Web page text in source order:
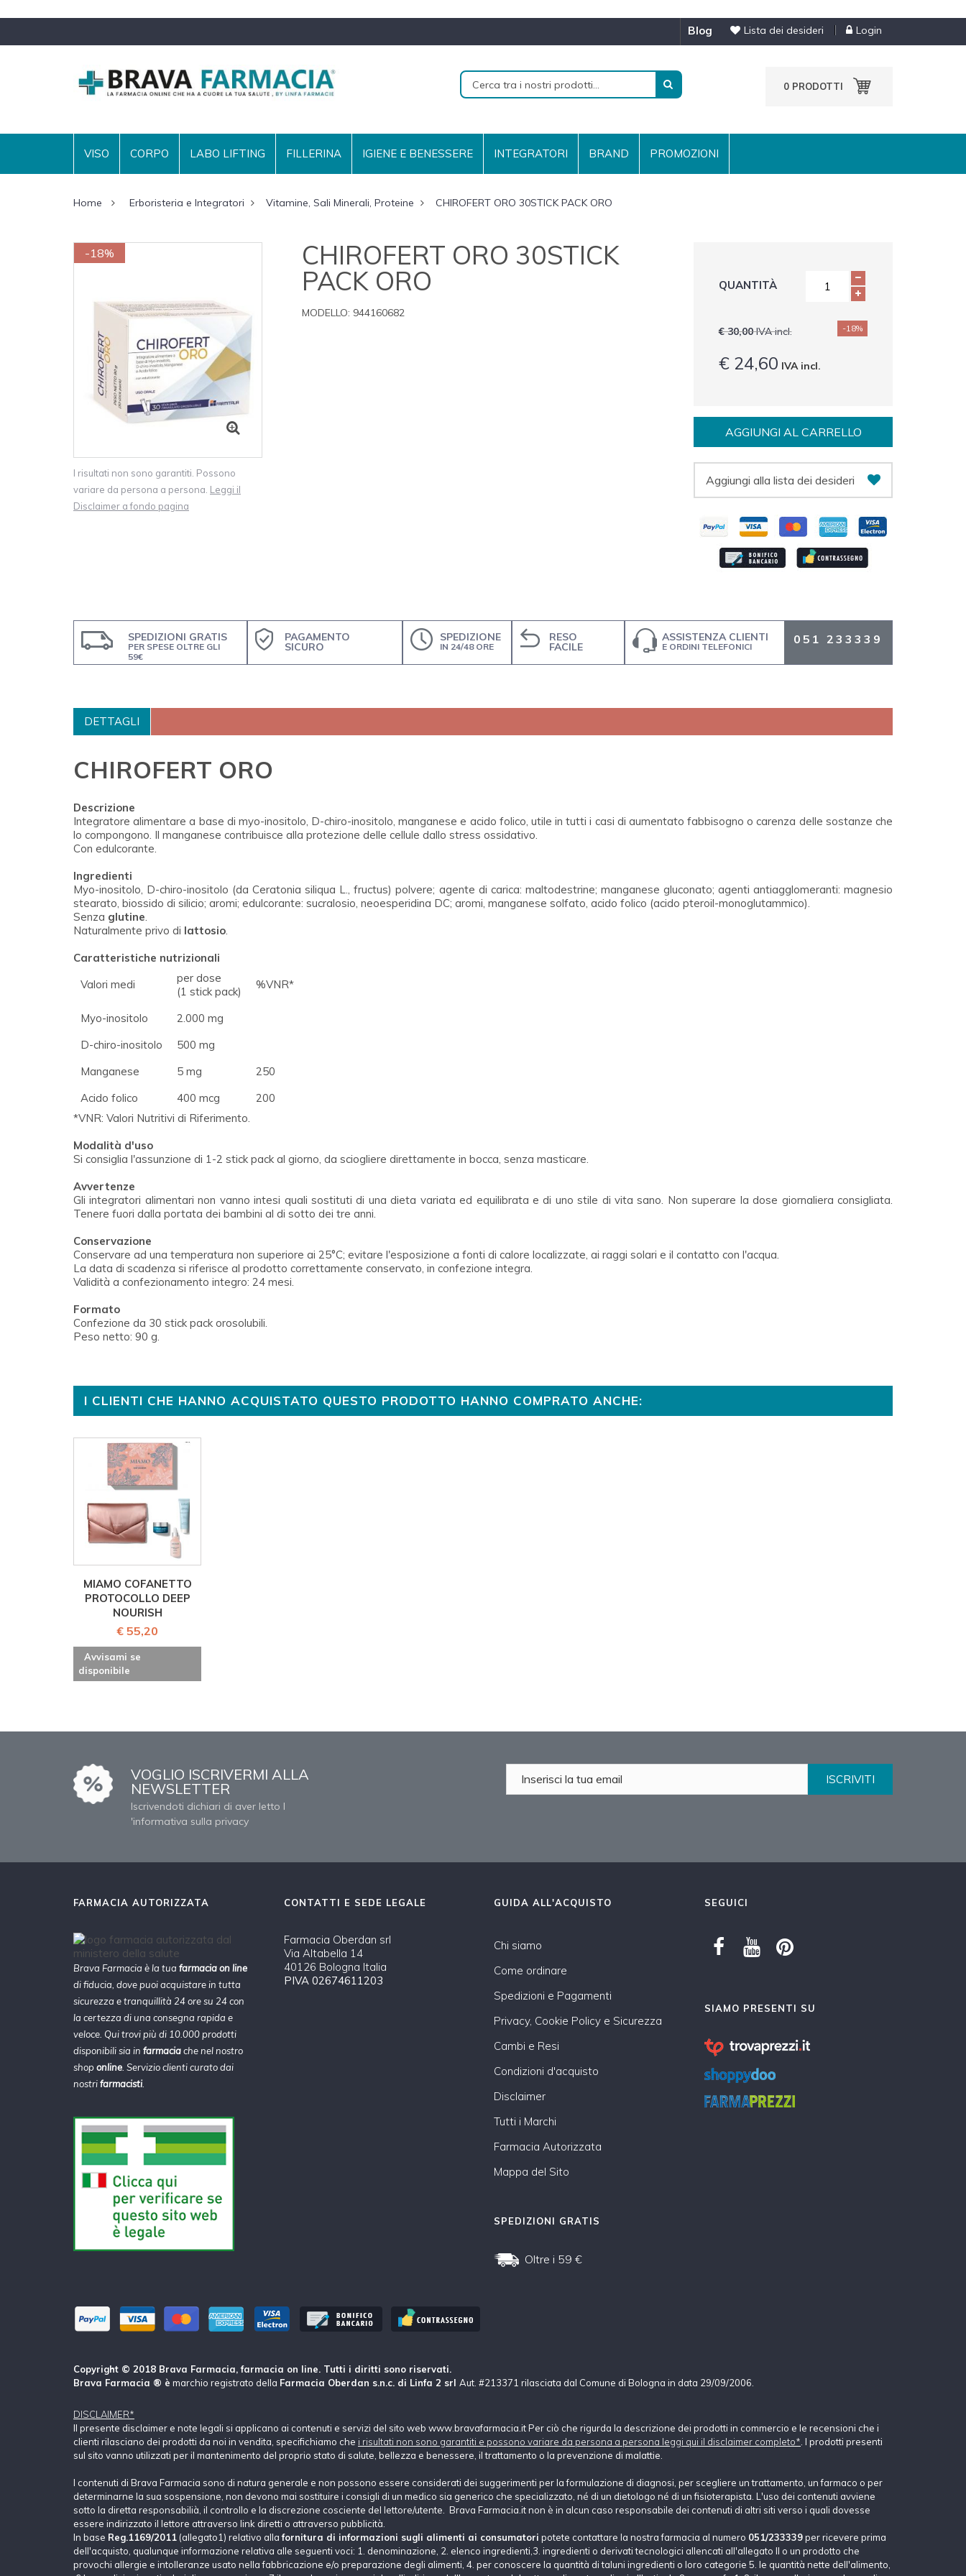
Lista dei desideri Login
blog
0 PRODOTTI
VISO CORPO LABO LIFTING FILLERINA IGIENE E BENESSERE INTEGRATORI BRAND PROMOZIONI
Home Erboristeria e Integratori Vitamine, Sali Minerali, Proteine CHIROFERT ORO 30STICK PACK ORO
-18%
I risultati non sono garantiti. Possono
variare da persona a persona. Leggi il
Disclaimer a fondo pagina
CHIROFERT ORO 30STICK
PACK ORO
MODELLO: 944160682
QUANTITÀ
€ 30,00IVA incl. -18%
€ 24,60 IVA incl.
AGGIUNGI AL CARRELLO
Aggiungi alla lista dei desideri
SPEDIZIONI GRATIS
PER SPESE OLTRE GLI
59€
PAGAMENTO
SICURO
SPEDIZIONE
IN 24/48 ORE
RESO
FACILE
ASSISTENZA CLIENTI
E ORDINI TELEFONICI
051 233339
DETTAGLI
CHIROFERT ORO
Descrizione
Integratore alimentare a base di myo-inositolo, D-chiro-inositolo, manganese e acido folico, utile in tutti i casi di aumentato fabbisogno o carenza delle sostanze che
lo compongono. Il manganese contribuisce alla protezione delle cellule dallo stress ossidativo.
Con edulcorante.
Ingredienti
Myo-inositolo, D-chiro-inositolo (da Ceratonia siliqua L., fructus) polvere; agente di carica: maltodestrine; manganese gluconato; agenti antiagglomeranti: magnesio
stearato, biossido di silicio; aromi; edulcorante: sucralosio, neoesperidina DC; aromi, manganese solfato, acido folico (acido pteroil-monoglutammico).
Senza glutine.
Naturalmente privo di lattosio.
Caratteristiche nutrizionali
Valori medi
per dose
(1 stick pack)
%VNR*
Myo-inositolo
2.000 mg
D-chiro-inositolo
500 mg
Manganese
5 mg
250
Acido folico
400 mcg
200
*VNR: Valori Nutritivi di Riferimento.
Modalità d'uso
Si consiglia l'assunzione di 1-2 stick pack al giorno, da sciogliere direttamente in bocca, senza masticare.
Avvertenze
Gli integratori alimentari non vanno intesi quali sostituti di una dieta variata ed equilibrata e di uno stile di vita sano. Non superare la dose giornaliera consigliata.
Tenere fuori dalla portata dei bambini al di sotto dei tre anni.
Conservazione
Conservare ad una temperatura non superiore ai 25°C; evitare l'esposizione a fonti di calore localizzate, ai raggi solari e il contatto con l'acqua.
La data di scadenza si riferisce al prodotto correttamente conservato, in confezione integra.
Validità a confezionamento integro: 24 mesi.
Formato
Confezione da 30 stick pack orosolubili.
Peso netto: 90 g.
I CLIENTI CHE HANNO ACQUISTATO QUESTO PRODOTTO HANNO COMPRATO ANCHE:
MIAMO COFANETTO
PROTOCOLLO DEEP
NOURISH
€ 55,20
Avvisami se
disponibile
VOGLIO ISCRIVERMI ALLA
NEWSLETTER
Iscrivendoti dichiari di aver letto l
'informativa sulla privacy
ISCRIVITI
FARMACIA AUTORIZZATA
Brava Farmacia è la tua farmacia on line
di fiducia, dove puoi acquistare in tutta
sicurezza e tranquillità 24 ore su 24 con
la certezza di una consegna rapida e
veloce. Qui trovi più di 10.000 prodotti
disponibili sia in farmaciache nel nostro
shoponline . Servizio clienti curato dai
nostrifarmacisti
CONTATTI E SEDE LEGALE
Farmacia Oberdan srl
Via Altabella 14
40126 Bologna Italia
PIVA 02674611203
GUIDA ALL'ACQUISTO
Chi siamo
Come ordinare
Spedizioni e Pagamenti
Privacy, Cookie Policy e Sicurezza
Cambi e Resi
Condizioni d'acquisto
Disclaimer
Tutti i Marchi
Farmacia Autorizzata
Mappa del Sito
SPEDIZIONI GRATIS
Oltre i 59 €
SEGUICI
SIAMO PRESENTI SU
Copyright © 2018 Brava Farmacia, farmacia on line. Tutti i diritti sono riservati.
Brava Farmacia ® è marchio registrato della Farmacia Oberdan s.n.c. di Linfa 2 srl Aut. #213371 rilasciata dal Comune di Bologna in data 29/09/2006.
DISCLAIMER*
Il presente disclaimer e note legali si applicano ai contenuti e servizi del sito web www.bravafarmacia.it Per ciò che rigurda la descrizione dei prodotti in commercio e le recensioni che i
clienti rilasciano dei prodotti da noi in vendita, specifichiamo che i risultati non sono garantiti e possono variare da persona a persona leggi qui il disclaimer completo* . I prodotti presenti
sul sito vanno utilizzati per il mantenimento del proprio stato di salute, bellezza e benessere, il trattamento o la prevenzione di malattie.
I contenuti di Brava Farmacia sono di natura generale e non possono essere considerati dei suggerimenti per la formulazione di diagnosi, per scegliere un trattamento, un farmaco o per
determinarne la sua sospensione, non devono mai sostituire i consigli di un medico sia generico che specializzato, né di un dietologo né di un fisioterapista. L'uso dei contenuti avviene
sotto la diretta responsabilià, il controllo e la discrezione cosciente del lettore/utente. Brava Farmacia.it non è in alcun caso responsabile dei contenuti di altri siti verso i quali dovesse
essere indirizzato il lettore attraverso link diretti o attraverso pubblicità.
In base Reg.1169/2011 (allegato1) relativo allafornitura di informazioni sugli alimenti ai consumatori potete contattare la nostra farmacia al numero 051/233339per ricevere prima
dell'acquisto, qualunque informazione relativa alle seguenti voci: 1. denominazione, 2. elenco ingredienti,3. ingredienti o derivati tecnologici allencati all'allegato II o un prodotto che
provochi allergie e intolleranze usato nella fabbricazione e/o preparazione degli alimenti, 4. per conoscere la quantità di taluni ingredienti o loro categorie 5. le quantità nette dell'alimento,